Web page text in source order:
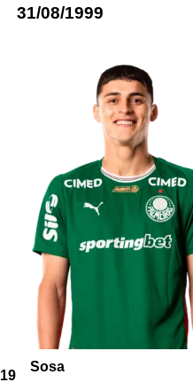
31/08/1999
19
Sosa